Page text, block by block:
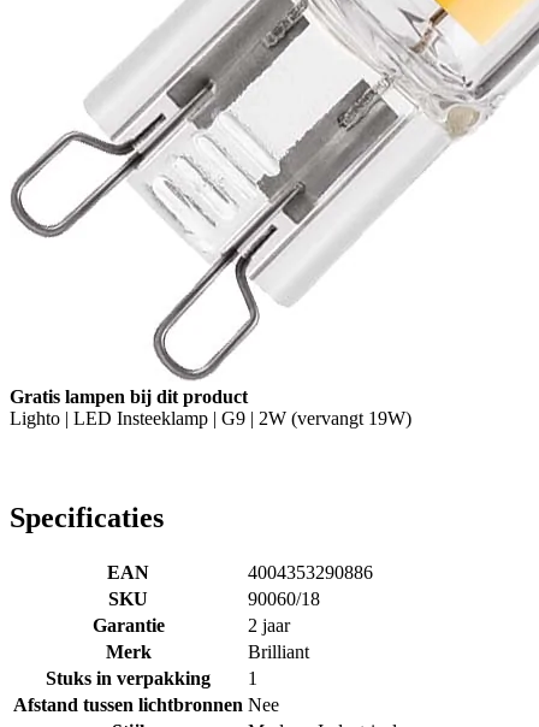
Gratis lampen bij dit product
Lighto | LED Insteeklamp | G9 | 2W (vervangt 19W)
Specificaties
EAN
4004353290886
SKU
90060/18
Garantie
2 jaar
Merk
Brilliant
Stuks in verpakking
1
Afstand tussen lichtbronnen Nee